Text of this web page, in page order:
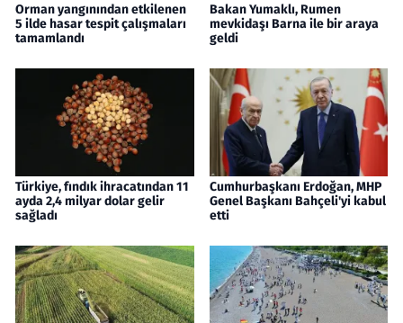
Orman yangınından etkilenen
5 ilde hasar tespit çalışmaları
tamamlandı
Bakan Yumaklı, Rumen
mevkidaşı Barna ile bir araya
geldi
Türkiye, fındık ihracatından 11
ayda 2,4 milyar dolar gelir
sağladı
Cumhurbaşkanı Erdoğan, MHP
Genel Başkanı Bahçeli'yi kabul
etti